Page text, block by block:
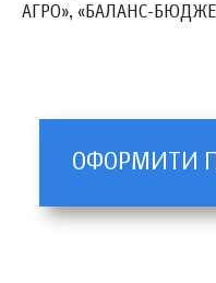
АГРО», «БАЛАНС-
ОФОРМИТИ